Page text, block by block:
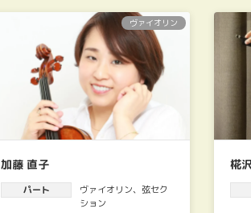
ヴァイオリン
加藤 直子
パート ヴァイオリン、 弦セク
ション
椛